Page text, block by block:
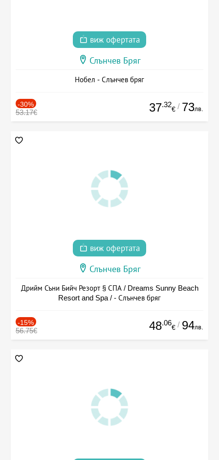
виж офертата
Слънчев Бряг
Нобел - Слънчев бряг
-30%
53.17€ 37.32
€ / 73лв.
виж офертата
Слънчев Бряг
Дрийм Съни Бийч Резорт § СПА / Dreams Sunny Beach
Resort and Spa / - Слънчев бряг
-15%
56.75€ 48.06
€ / 94лв.